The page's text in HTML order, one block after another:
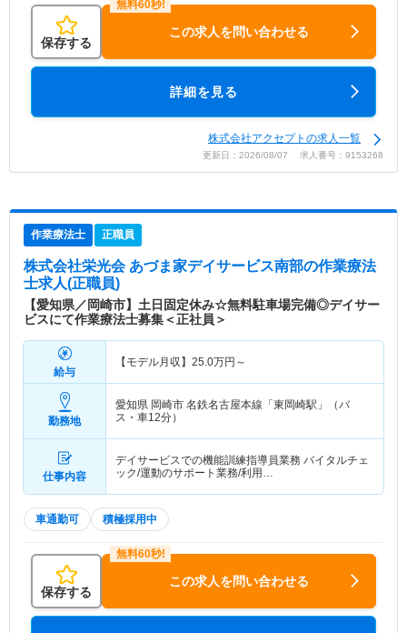
保存する
この求人を問い合わせる
詳細を見る
株式会社アクセプトの求人一覧
更新日：2026/08/07 求人番号：9153268
作業療法士 正職員
株式会社栄光会 あづま家デイサービス南部の作業療法
士求人(正職員)
【愛知県／岡崎市】土日固定休み☆無料駐車場完備◎デイサー
ビスにて作業療法士募集＜正社員＞
給与
【モデル月収】 25.0万円～
勤務地
愛知県 岡崎市 名鉄名古屋本線「東岡崎駅」（バ
ス・車12分）
仕事内容
デイサービスでの機能訓練指導員業務 バイタルチェ
ック/運動のサポート業務/利用…
車通勤可 積極採用中
保存する
この求人を問い合わせる